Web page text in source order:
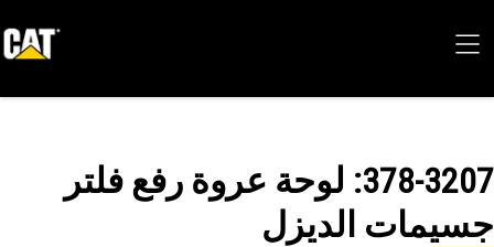
378-: لوحة عروة رفع فلتر
الديزل